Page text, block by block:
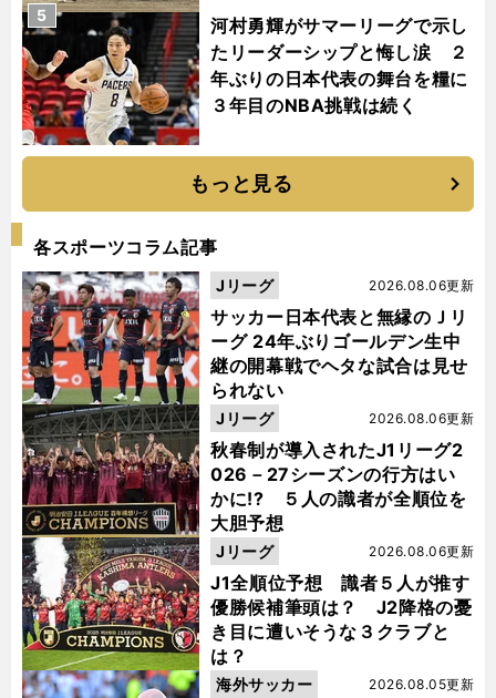
河村勇輝がサマーリーグで示し
たリーダーシップと悔し涙 ２
年ぶりの日本代表の舞台を糧に
３年目のNBA挑戦は続く
5
もっと見る
各スポーツコラム記事
サッカー日本代表と無縁のＪリ
ーグ 24年ぶりゴールデン生中
継の開幕戦でヘタな試合は見せ
られない
2026.08.06更新
Jリーグ
秋春制が導入されたJ1リーグ2
026－27シーズンの行方はい
かに!? ５人の識者が全順位を
大胆予想
2026.08.06更新
Jリーグ
J1全順位予想 識者５人が推す
優勝候補筆頭は？ J2降格の憂
き目に遭いそうな３クラブと
は？
2026.08.06更新
Jリーグ
2026.08.05更新
海外サッカー